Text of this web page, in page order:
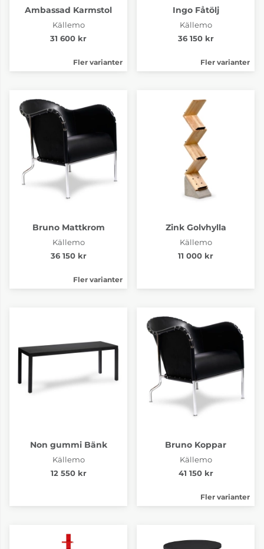
Ambassad Karmstol
Källemo
31 600 kr
Fler varianter
Ingo Fåtölj
Källemo
36 150 kr
Fler varianter
Bruno Mattkrom
Källemo
36 150 kr
Fler varianter
Zink Golvhylla
Källemo
11 000 kr
Non gummi Bänk
Källemo
12 550 kr
Bruno Koppar
Källemo
41 150 kr
Fler varianter